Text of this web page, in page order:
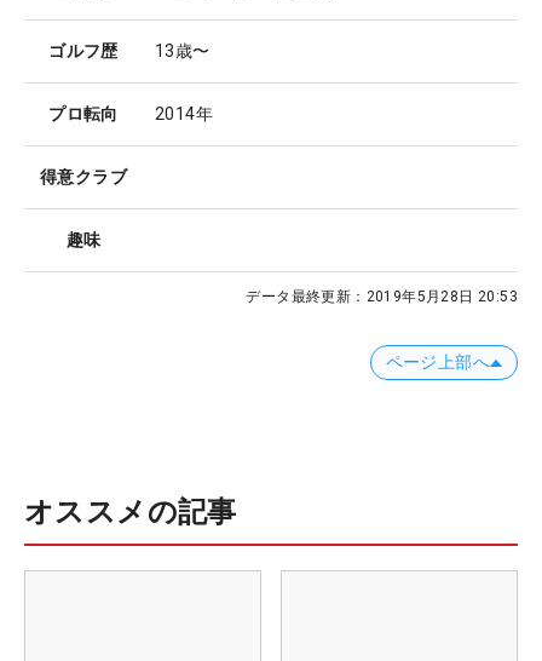
ゴルフ歴 13歳〜
プロ転向 2014年
得意クラブ
趣味
データ最終更新： 2019年5月28日 20:53
ページ上部へ
オススメの記事